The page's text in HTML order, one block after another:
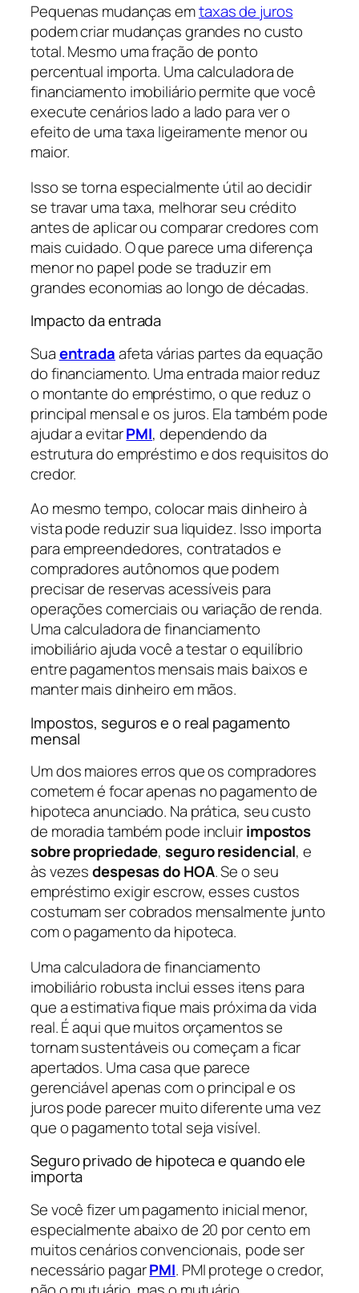
Pequenas mudanças emtaxas de juros
podem criar mudanças grandes no custo
total. Mesmo uma fração de ponto
percentual importa. Uma calculadora de
financiamento imobiliário permite que você
execute cenários lado a lado para ver o
efeito de uma taxa ligeiramente menor ou
maior.
Isso se torna especialmente útil ao decidir
se travar uma taxa, melhorar seu crédito
antes de aplicar ou comparar credores com
mais cuidado. O que parece uma diferença
menor no papel pode se traduzir em
grandes economias ao longo de décadas.
Impacto da entrada
Suaentradaafeta várias partes da equação
do financiamento. Uma entrada maior reduz
o montante do empréstimo, o que reduz o
principal mensal e os juros. Ela também pode
ajudar a evitarPMI, dependendo da
estrutura do empréstimo e dos requisitos do
credor.
Ao mesmo tempo, colocar mais dinheiro à
vista pode reduzir sua liquidez. Isso importa
para empreendedores, contratados e
compradores autônomos que podem
precisar de reservas acessíveis para
operações comerciais ou variação de renda.
Uma calculadora de financiamento
imobiliário ajuda você a testar o equilíbrio
entre pagamentos mensais mais baixos e
manter mais dinheiro em mãos.
Impostos, seguros e o real pagamento
mensal
Um dos maiores erros que os compradores
cometem é focar apenas no pagamento de
hipoteca anunciado. Na prática, seu custo
de moradia também pode incluirimpostos
sobre propriedade,seguro residencial, e
às vezesdespesas do HOA. Se o seu
empréstimo exigir escrow, esses custos
costumam ser cobrados mensalmente junto
com o pagamento da hipoteca.
Uma calculadora de financiamento
imobiliário robusta inclui esses itens para
que a estimativa fique mais próxima da vida
real. É aqui que muitos orçamentos se
tornam sustentáveis ou começam a ficar
apertados. Uma casa que parece
gerenciável apenas com o principal e os
juros pode parecer muito diferente uma vez
que o pagamento total seja visível.
Seguro privado de hipoteca e quando ele
importa
Se você fizer um pagamento inicial menor,
especialmente abaixo de 20 por cento em
muitos cenários convencionais, pode ser
necessário pagarPMI. PMI protege o credor,